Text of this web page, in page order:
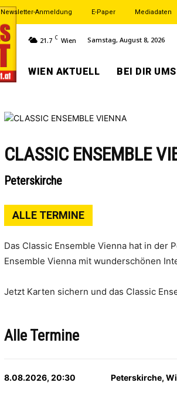
Newsletter-Anmeldung E-Paper Mediadaten
21.7 C Wien Samstag, August 8, 2026
WIEN AKTUELL BEI DIR
CLASSIC ENSEMBLE
Peterskirche
ALLE TERMINE
Das Classic Ensemble Vienna hat in der
Ensemble Vienna mit wunderschönen
Jetzt Karten sichern und das Classic
Alle Termine
8.08.2026, 20:30 Peterskirche,